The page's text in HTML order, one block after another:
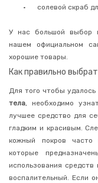
загара
пилинги
Солнцезащитные
средства
Уход
за
лицом
Уход
за
руками
•
солевой скраб
У нас большой выбор
нашем официальном
хорошие товары.
Как правильно
Для того чтобы
тела, необходимо
лучшее средство для
гладким и красивым.
кожный покров часто
которые
использования
воспалительный. Если